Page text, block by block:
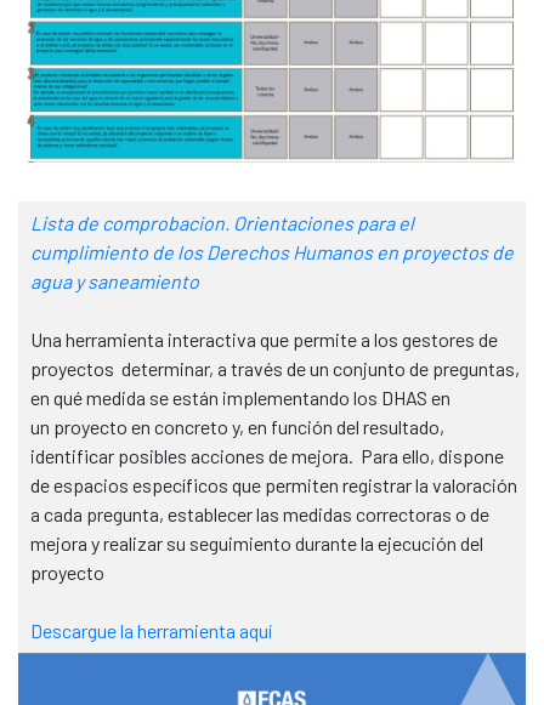
Lista de comprobacion. Orientaciones para el
cumplimiento de los Derechos Humanos en proyectos de
agua y saneamiento
Una herramienta interactiva que permite a los gestores de
proyectos determinar, a través de un conjunto de preguntas,
en qué medida se están implementando los DHAS en
un proyecto en concreto y, en función del resultado,
identificar posibles acciones de mejora. Para ello, dispone
de espacios específicos que permiten registrar la valoración
a cada pregunta, establecer las medidas correctoras o de
mejora y realizar su seguimiento durante la ejecución del
proyecto
Descargue la herramienta aquí